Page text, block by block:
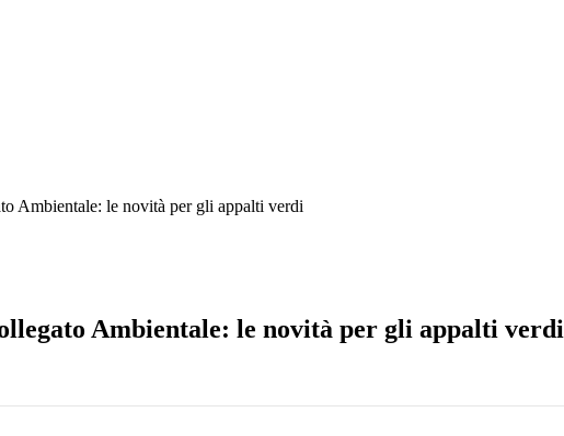
Ambientale: le novità per gli appalti verdi
Ambientale: le novità per gli appalti verdi